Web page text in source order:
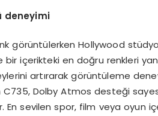
deneyimi
görüntülerken Hollywood
içerikteki en doğru renkleri
artırarak görüntüleme
C735, Dolby Atmos desteği
sevilen spor, film veya oyun